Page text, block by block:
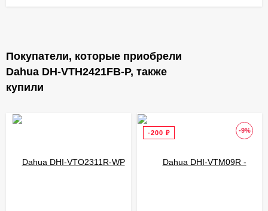
Покупатели, которые приобрели
Dahua DH-VTH2421FB-P, также
купили
-9%
-200 ₽